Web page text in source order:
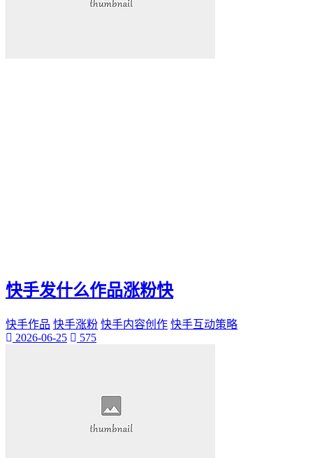
快手发什么作品涨粉快
快手作品 快手涨粉 快手内容创作 快手互动策略
2026-06-25
575